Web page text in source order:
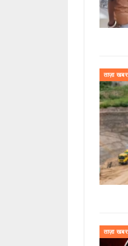
ताज़ा खबर
ताज़ा खबर